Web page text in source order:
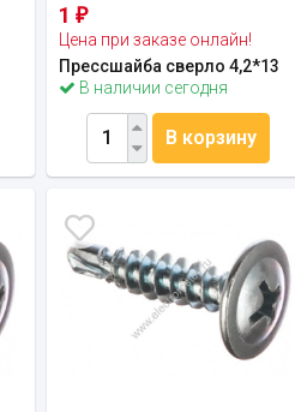
1₽
Цена при заказе онлайн!
Прессшайба сверло 4,2*13
В наличии сегодня
В корзину